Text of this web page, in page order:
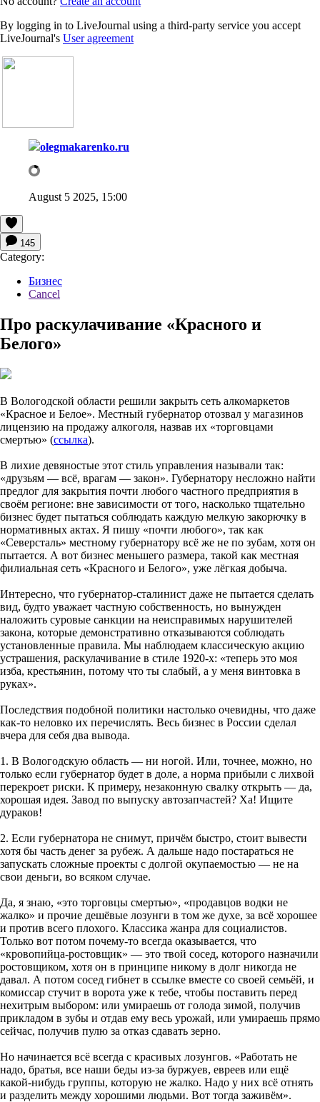
By logging in to LiveJournal using a third-party service you accept
LiveJournal's User agreement
olegmakarenko.ru
August 5 2025, 15:00
145
Category:
Бизнес
Cancel
Про раскулачивание «Красного и
Белого»
В Вологодской области решили закрыть сеть алкомаркетов
«Красное и Белое». Местный губернатор отозвал у магазинов
лицензию на продажу алкоголя, назвав их «торговцами
смертью» (ссылка).
В лихие девяностые этот стиль управления называли так:
«друзьям — всё, врагам — закон». Губернатору несложно найти
предлог для закрытия почти любого частного предприятия в
своём регионе: вне зависимости от того, насколько тщательно
бизнес будет пытаться соблюдать каждую мелкую закорючку в
нормативных актах. Я пишу «почти любого», так как
«Северсталь» местному губернатору всё же не по зубам, хотя он
пытается. А вот бизнес меньшего размера, такой как местная
филиальная сеть «Красного и Белого», уже лёгкая добыча.
Интересно, что губернатор-сталинист даже не пытается сделать
вид, будто уважает частную собственность, но вынужден
наложить суровые санкции на неисправимых нарушителей
закона, которые демонстративно отказываются соблюдать
установленные правила. Мы наблюдаем классическую акцию
устрашения, раскулачивание в стиле 1920-х: «теперь это моя
изба, крестьянин, потому что ты слабый, а у меня винтовка в
руках».
Последствия подобной политики настолько очевидны, что даже
как-то неловко их перечислять. Весь бизнес в России сделал
вчера для себя два вывода.
1. В Вологодскую область — ни ногой. Или, точнее, можно, но
только если губернатор будет в доле, а норма прибыли с лихвой
перекроет риски. К примеру, незаконную свалку открыть — да,
хорошая идея. Завод по выпуску автозапчастей? Ха! Ищите
дураков!
2. Если губернатора не снимут, причём быстро, стоит вывести
хотя бы часть денег за рубеж. А дальше надо постараться не
запускать сложные проекты с долгой окупаемостью — не на
свои деньги, во всяком случае.
Да, я знаю, «это торговцы смертью», «продавцов водки не
жалко» и прочие дешёвые лозунги в том же духе, за всё хорошее
и против всего плохого. Классика жанра для социалистов.
Только вот потом почему-то всегда оказывается, что
«кровопийца-ростовщик» — это твой сосед, которого назначили
ростовщиком, хотя он в принципе никому в долг никогда не
давал. А потом сосед гибнет в ссылке вместе со своей семьёй, и
комиссар стучит в ворота уже к тебе, чтобы поставить перед
нехитрым выбором: или умираешь от голода зимой, получив
прикладом в зубы и отдав ему весь урожай, или умираешь прямо
сейчас, получив пулю за отказ сдавать зерно.
Но начинается всё всегда с красивых лозунгов. «Работать не
надо, братья, все наши беды из-за буржуев, евреев или ещё
какой-нибудь группы, которую не жалко. Надо у них всё отнять
и разделить между хорошими людьми. Вот тогда заживём».